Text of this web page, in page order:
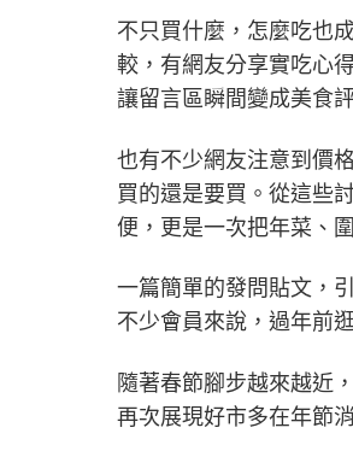
不只買什麼，怎麼吃也
較，有網友分享實吃心
讓留言區瞬間變成美食
也有不少網友注意到價
買的還是要買。從這些
便，更是一次把年菜、
一篇簡單的發問貼文，
不少會員來說，過年前
隨著春節腳步越來越近
再次展現好市多在年節